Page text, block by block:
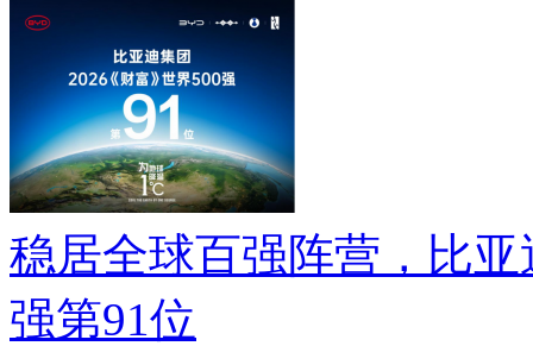
稳居全球百强阵营，比
强第91位